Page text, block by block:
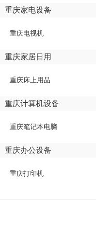
重庆家电设备
重庆电视机
重庆家居日用
重庆床上用品
重庆计算机设备
重庆笔记本电脑
重庆办公设备
重庆打印机